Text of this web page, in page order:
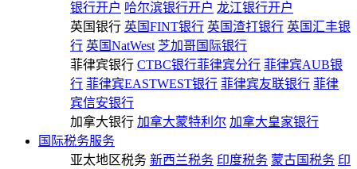
银行开户 哈尔滨银行开户 龙江银行开户
英国银行 英国FINT银行 英国渣打银行 英国汇丰银
行 英国NatWest 芝加哥国际银行
菲律宾银行 CTBC银行菲律宾分行 菲律宾AUB银
行 菲律宾EASTWEST银行 菲律宾友联银行 菲律
宾信安银行
加拿大银行 加拿大蒙特利尔 加拿大皇家银行
国际税务服务
亚太地区税务 新西兰税务 印度税务 蒙古国税务 印